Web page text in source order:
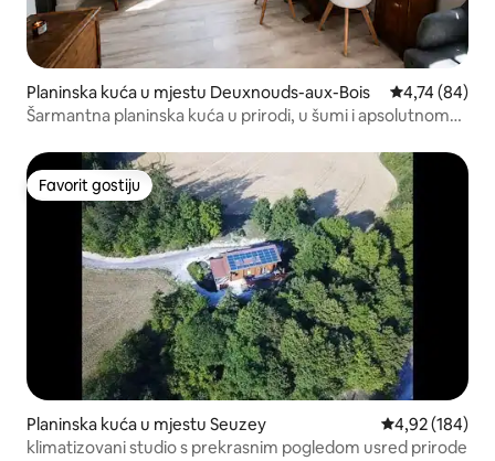
Planinska kuća u mjestu Deuxnouds-aux-Bois Prosječna
4,74 (84)
Šarmantna planinska kuća u prirodi, u šumi i apsolutnom
Favorit gostiju
Favorit gostiju
Planinska kuća u mjestu Seuzey Prosječna
4,92 (184)
klimatizovani studio s prekrasnim pogledom usred prirode